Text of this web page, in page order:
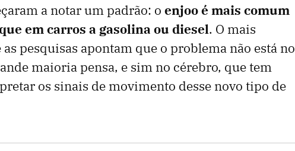
a notar um padrão: o enjoo é mais comum
em carros a gasolina ou diesel. O mais
pesquisas apontam que o problema não está no
maioria pensa, e sim no cérebro, que tem
os sinais de movimento desse novo tipo de